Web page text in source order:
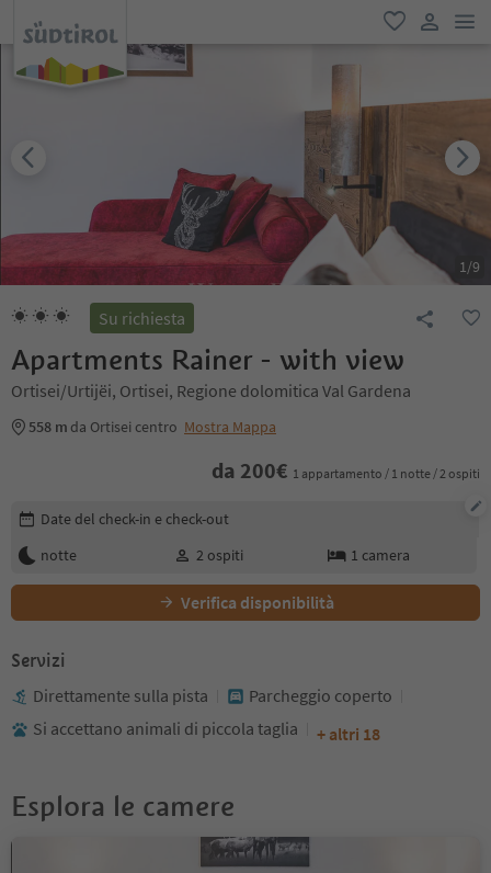
favoriti
1/9
Su richiesta
Apartments Rainer - with view
Ortisei/Urtijëi, Ortisei, Regione dolomitica Val Gardena
558 m da Ortisei centro Mostra Mappa
da 200€ 1 appartamento / 1 notte / 2 ospiti
Modifica i dettagli della prenotazione
Date del check-in e check-out
notte
2 ospiti 1 camera
Verifica disponibilità
Servizi
Direttamente sulla pista
Parcheggio coperto
Si accettano animali di piccola taglia
+ altri 18
Esplora le camere